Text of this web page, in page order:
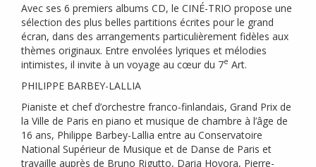
Avec ses 6 premiers albums CD, le CINÉ-TRIO propose une
sélection des plus belles partitions écrites pour le grand
écran, dans des arrangements particulièrement fidèles aux
thèmes originaux. Entre envolées lyriques et mélodies
intimistes, il invite à un voyage au cœur du 7e Art.
PHILIPPE BARBEY-LALLIA
Pianiste et chef d’orchestre franco-finlandais, Grand Prix de
la Ville de Paris en piano et musique de chambre à l’âge de
16 ans, Philippe Barbey-Lallia entre au Conservatoire
National Supérieur de Musique et de Danse de Paris et
travaille auprès de Bruno Rigutto, Daria Hovora, Pierre-